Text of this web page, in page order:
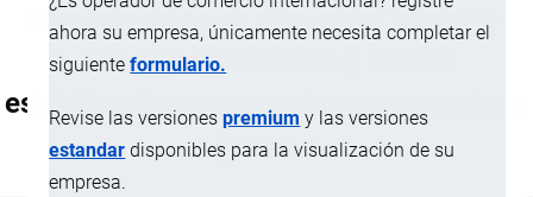
ahora su empresa, únicamente necesita completar el
siguienteformulario.
Revise las versionespremium y las versiones
estandar disponibles para la visualización de su
empresa.
comprendidos en otra parte; prepara­
ciones antioxidantes y demás
estabilizantes compuestos para caucho o
plástico